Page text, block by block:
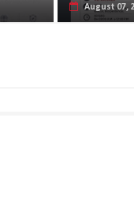
August 07,